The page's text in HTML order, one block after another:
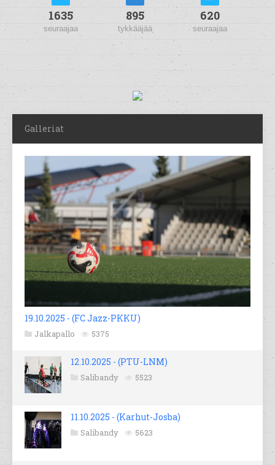
1635
seuraajaa
895
tykkääjää
620
seuraajaa
Galleriat
19.10.2025 - (FC Jazz-PKKU)
Jalkapallo 5375
12.10.2025 - (PTU-LNM)
Salibandy 5523
11.10.2025 - (Karhut-Josba)
Salibandy 5623